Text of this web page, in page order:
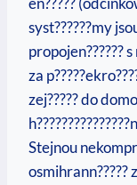
syst??????my
propojen??????
za
zej????? do
Stejnou
osmihrann?????